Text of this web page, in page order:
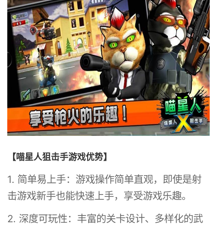
【喵星人狙击手游戏优势】
1. 简单易上手：游戏操作简单直观，即使是射
击游戏新手也能快速上手，享受游戏乐趣。
2. 深度可玩性：丰富的关卡设计、多样化的武